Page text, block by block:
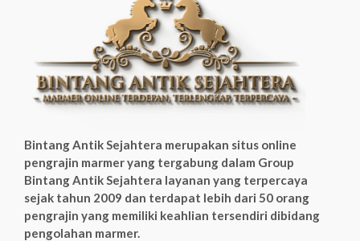
Bintang Antik Sejahtera merupakan situs online
pengrajin marmer yang tergabung dalam Group
Bintang Antik Sejahtera layanan yang terpercaya
sejak tahun 2009 dan terdapat lebih dari 50 orang
pengrajin yang memiliki keahlian tersendiri dibidang
pengolahan marmer.